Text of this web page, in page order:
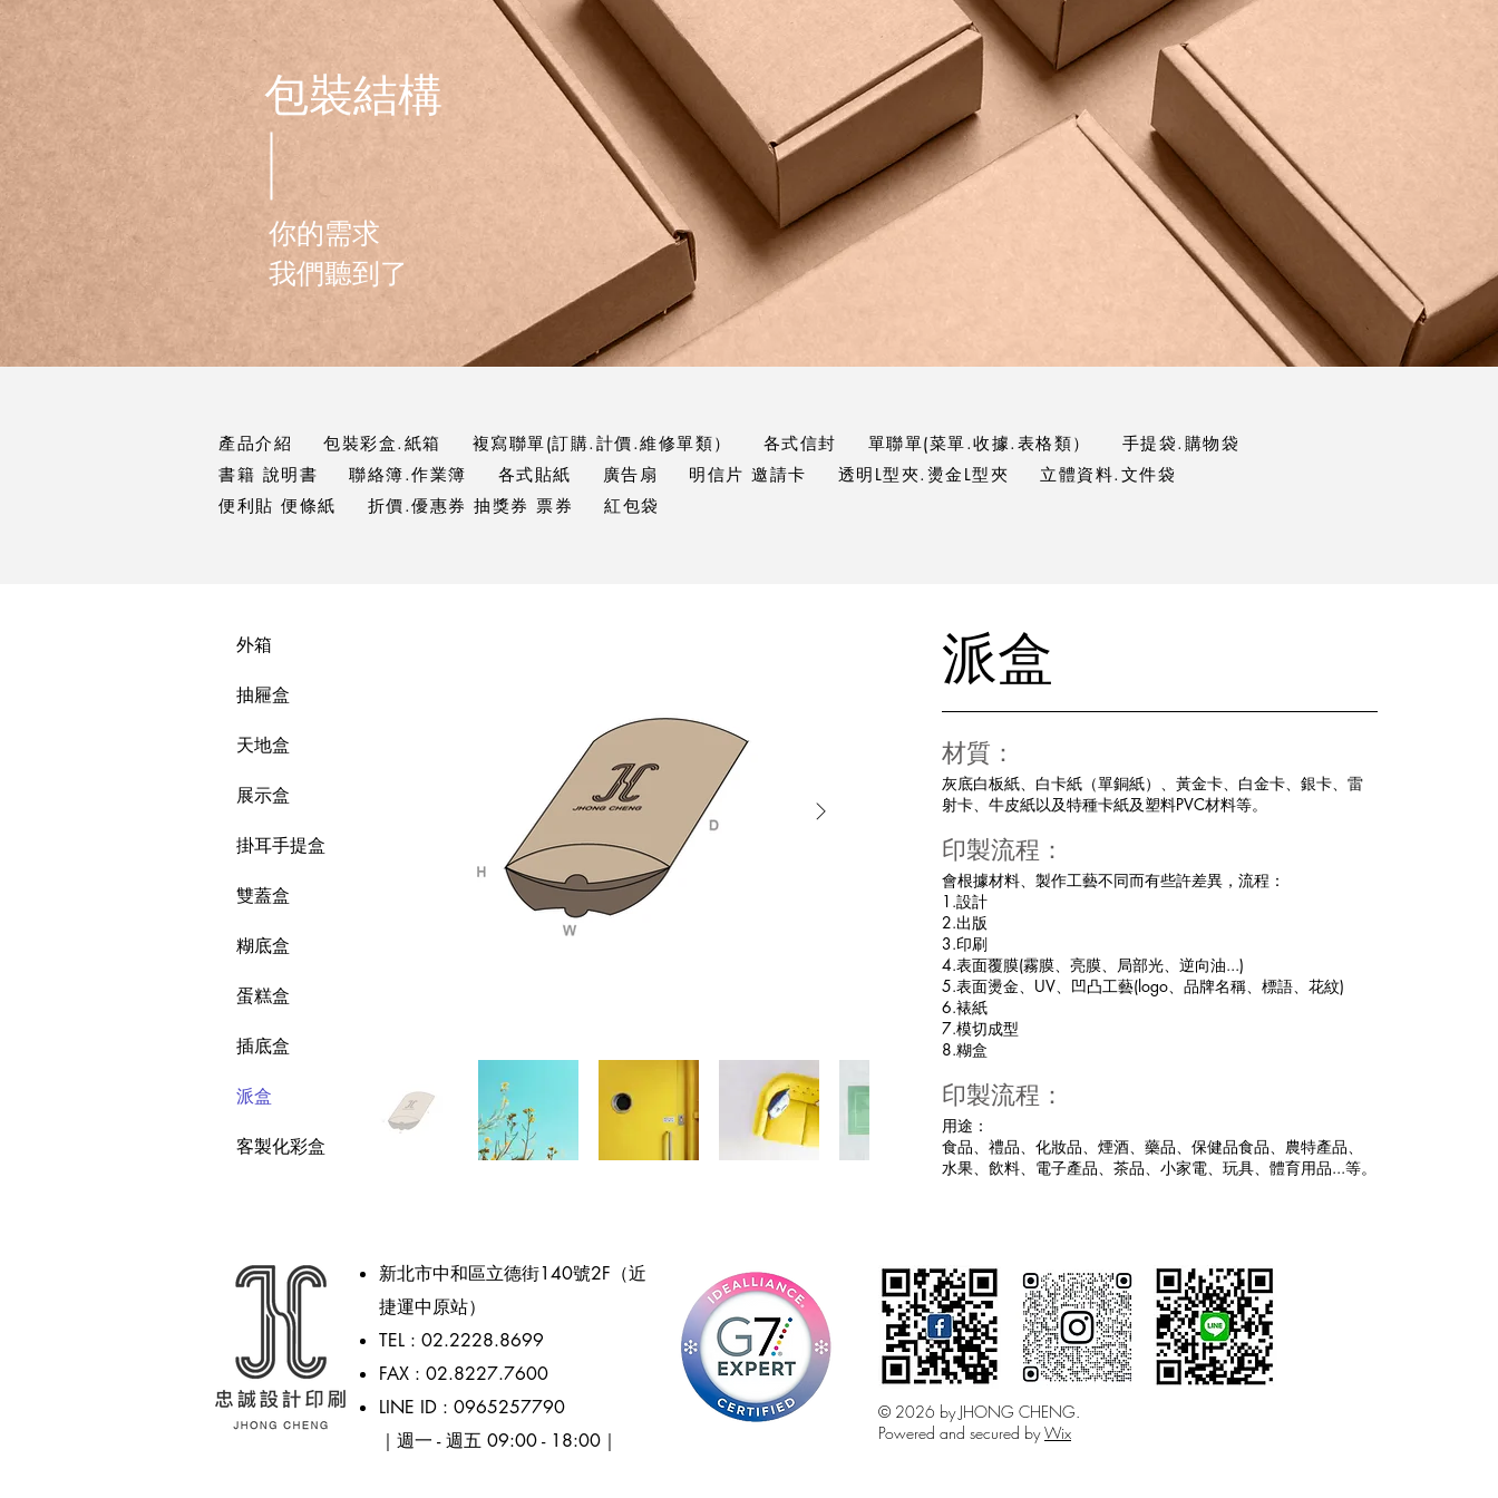
包裝結構
你的需求
​我們聽到了
產品介紹 包裝彩盒.紙箱 複寫聯單(訂購.計價.維修單類） 各式信封 單聯單(菜單.收據.表格類）
手提袋.購物袋
書籍 說明書
聯絡簿.作業簿 各式貼紙 廣告扇 明信片 邀請卡 透明L型夾.燙金L型夾
立體資料.文件袋
便利貼 便條紙
折價.優惠券 抽獎券 票券 紅包袋
外箱
抽屜盒
天地盒
展示盒
掛耳手提盒
雙蓋盒
糊底盒
蛋糕盒
插底盒
派盒
客製化彩盒
派盒
材質：
灰底白板紙、白卡紙（單銅紙）、黃金卡、白金卡、銀卡、雷
射卡、牛皮紙以及特種卡紙及塑料PVC材料等。
印製流程：
會根據材料、製作工藝不同而有些許差異，流程：
1.設計
2.出版
3.印刷
4.表面覆膜(霧膜、亮膜、局部光、逆向油...)
5.表面燙金、UV、凹凸工藝(logo、品牌名稱、標語、花紋)
6.裱紙
7.模切成型
8.糊盒
印製流程：
用途：
食品、禮品、化妝品、煙酒、藥品、保健品食品、農特產品、
水果、飲料、電子產品、茶品、小家電、玩具、體育用品...等。
新北市中和區立德街140號2F（近
捷運中原站）
TEL : 02.2228.8699
FAX : 02.8227.7600
LINE ID : 0965257790
｜週一 - 週五 09:00 - 18:00｜
© 2026 by JHONG CHENG.
Powered and secured by Wix